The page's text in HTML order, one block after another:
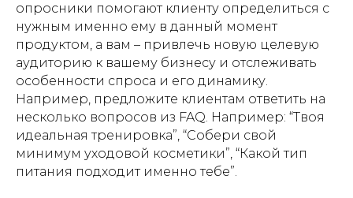
опросники помогают клиенту определиться с
нужным именно ему в данный момент
продуктом, а вам – привлечь новую целевую
аудиторию к вашему бизнесу и отслеживать
особенности спроса и его динамику.
Например, предложите клиентам ответить на
несколько вопросов из FAQ. Например: “Твоя
идеальная тренировка”, “Собери свой
минимум уходовой косметики”, “Какой тип
питания подходит именно тебе”.